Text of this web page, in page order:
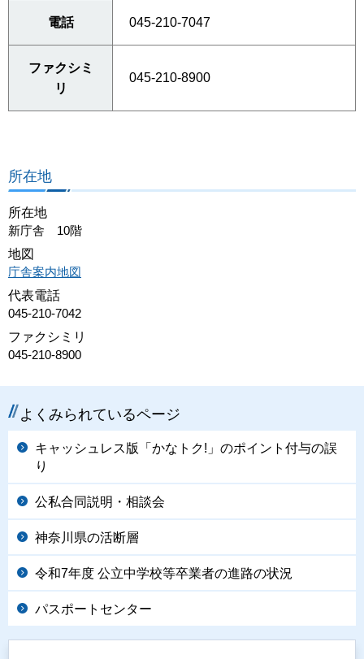
電話 045-210-7047
ファクシミ
リ
045-210-8900
所在地
所在地
新庁舎 10階
地図
庁舎案内地図
代表電話
045-210-7042
ファクシミリ
045-210-8900
よくみられているページ
キャッシュレス版「かなトク!」のポイント付与の誤
り
公私合同説明・相談会
神奈川県の活断層
令和7年度 公立中学校等卒業者の進路の状況
パスポートセンター